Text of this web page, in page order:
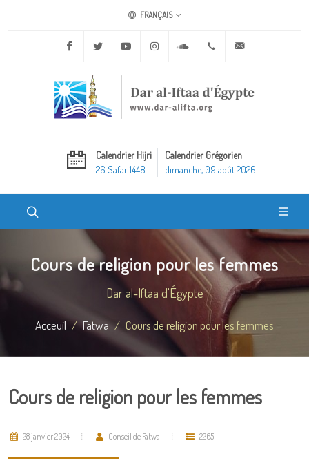
FRANÇAIS
Facebook Twitter Youtube Instagram Soundcloud+20 2 25970400
Calendrier Hijri
26 Safar 1448
Calendrier Grégorien
dimanche, 09 août 2026
Cours de religion pour les femmes
Dar al-Iftaa d'Égypte
Acceuil Fatwa Cours de religion pour les femmes
Cours de religion pour les femmes
28 janvier 2024 Conseil de Fatwa 2265